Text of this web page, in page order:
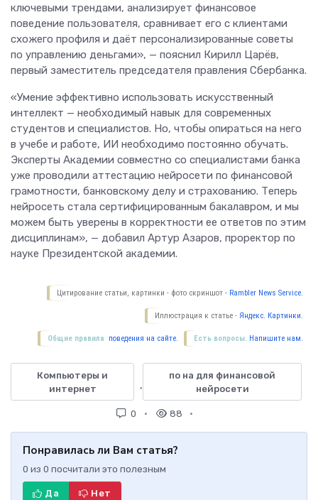
ключевыми трендами, анализирует финансовое
поведение пользователя, сравнивает его с клиентами
схожего профиля и даёт персонализированные советы
по управлению деньгами», — пояснил Кирилл Царёв,
первый заместитель председателя правления Сбербанка.
«Умение эффективно использовать искусственный
интеллект — необходимый навык для современных
студентов и специалистов. Но, чтобы опираться на него
в учебе и работе, ИИ необходимо постоянно обучать.
Эксперты Академии совместно со специалистами банка
уже проводили аттестацию нейросети по финансовой
грамотности, банковскому делу и страхованию. Теперь
нейросеть стала сертифицированным бакалавром, и мы
можем быть уверены в корректности ее ответов по этим
дисциплинам», — добавил Артур Азаров, проректор по
науке Президентской академии.
Цитирование статьи, картинки - фото скриншот - Rambler News Service.
Иллюстрация к статье - Яндекс. Картинки.
Есть вопросы. Напишите нам.
Общие правила поведения на сайте.
Компьютеры и
интернет
,
по на для финансовой
нейросети
0 88
Понравилась ли Вам статья?
0 из 0 посчитали это полезным
Да Нет